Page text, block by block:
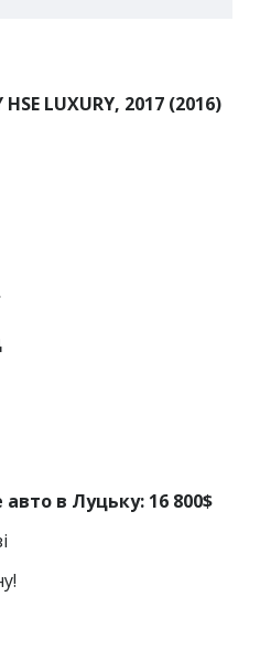
HSE LUXURY, 2017 (2016)
в Луцьку: 16 800$